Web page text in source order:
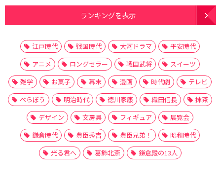
ランキングを表示
江戸時代 戦国時代 大河ドラマ
平安時代
アニメ
ロングセラー 戦国武将
スイーツ
雑学
お菓子 幕末 漫画 時代劇
テレビ
べらぼう
明治時代 徳川家康 織田信長
抹茶
デザイン
文房具 フィギュア
展覧会
鎌倉時代
豊臣秀吉 豊臣兄弟！
昭和時代
光る君へ
葛飾北斎 鎌倉殿の13人